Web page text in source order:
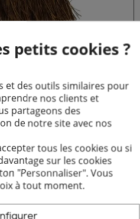
rapide
Pisla - Sans manche
€
au panier
-15%
petits cookies ?
et des outils similaires pour
nos clients et
partageons des
de notre site avec nos
tous les cookies ou si
sur les cookies
"Personnaliser".Vous
à tout moment.